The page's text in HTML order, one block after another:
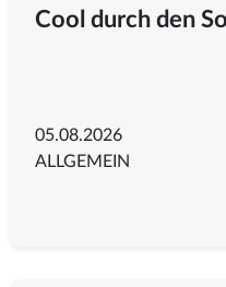
Cool durch den
05.08.2026
ALLGEMEIN